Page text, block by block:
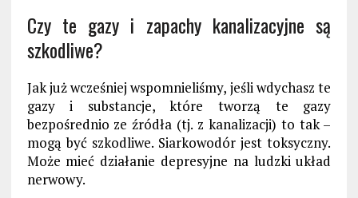
Czy te gazy i zapachy kanalizacyjne są
szkodliwe?
Jak już wcześniej wspomnieliśmy, jeśli wdychasz te
gazy i substancje, które tworzą te gazy
bezpośrednio ze źródła (tj. z kanalizacji) to tak –
mogą być szkodliwe. Siarkowodór jest toksyczny.
Może mieć działanie depresyjne na ludzki układ
nerwowy.